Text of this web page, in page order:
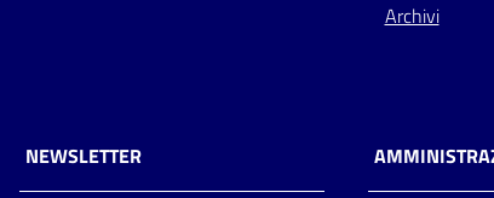
Archivi
NEWSLETTER